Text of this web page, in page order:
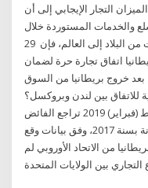
التجار الإيجابي إلى أن
والخدمات المستوردة خلال
نفس الفترة. عندما يزيد مستوى الصادرات من البلاد إلى العالم، فإن 29
وقعت تركيا وبريطانيا اتفاق تجارة حرة لضمان
بعد خروج بريطانيا من السوق
للاتفاق بين لندن وبروكسل؟
أردوغان يؤكد مجددا رغبته ف 8 شباط (فبراير) 2019 تراجع الفائض
التجاري الألماني العام الماضي مقارنة بسنة 2017، وفق بيانات وقع
من الاتحاد الأوروبي لم
بين الولايات المتحدة